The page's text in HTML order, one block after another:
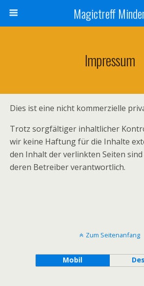
Magictreff
Impressum
Dies ist eine nicht kommerzielle
Trotz sorgfältiger inhaltlicher
wir keine Haftung für die Inhalte
den Inhalt der verlinkten Seiten
deren Betreiber verantwortlich.
Zum Seitenanfang
Mobil